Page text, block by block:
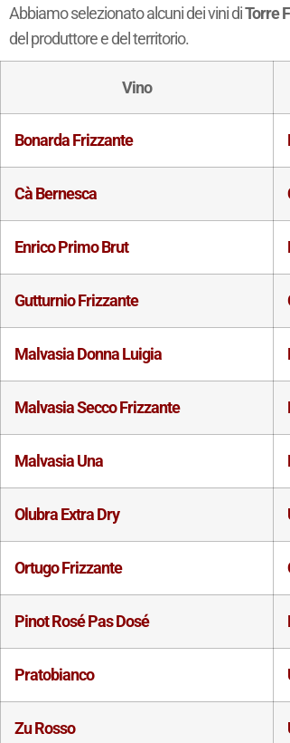
Abbiamo selezionato alcuni dei vini diTorre
del produttore e del territorio.
Vino
Bonarda Frizzante
Cà Bernesca
Enrico Primo Brut
Gutturnio Frizzante
Malvasia Donna Luigia
Malvasia Secco Frizzante
Malvasia Una
Olubra Extra Dry
Ortugo Frizzante
Pinot Rosé Pas Dosé
Pratobianco
Zu Rosso